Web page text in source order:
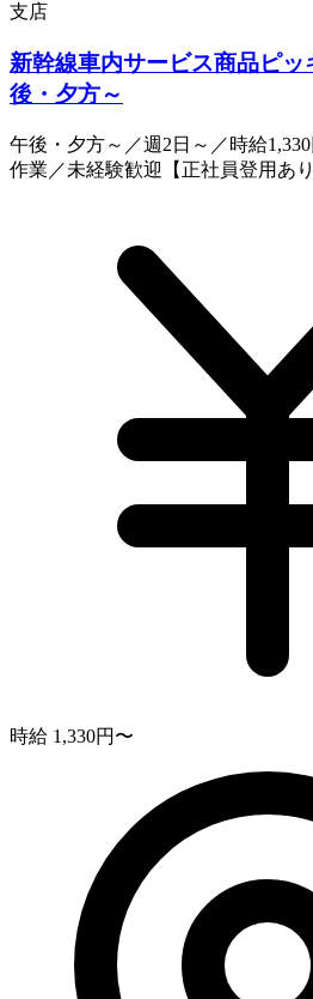
支店
新幹線車内サービス商品ピ
後・夕方～
午後・夕方～／週2日～／時給
作業／未経験歓迎【正社員登用あり
時給 1,330円〜